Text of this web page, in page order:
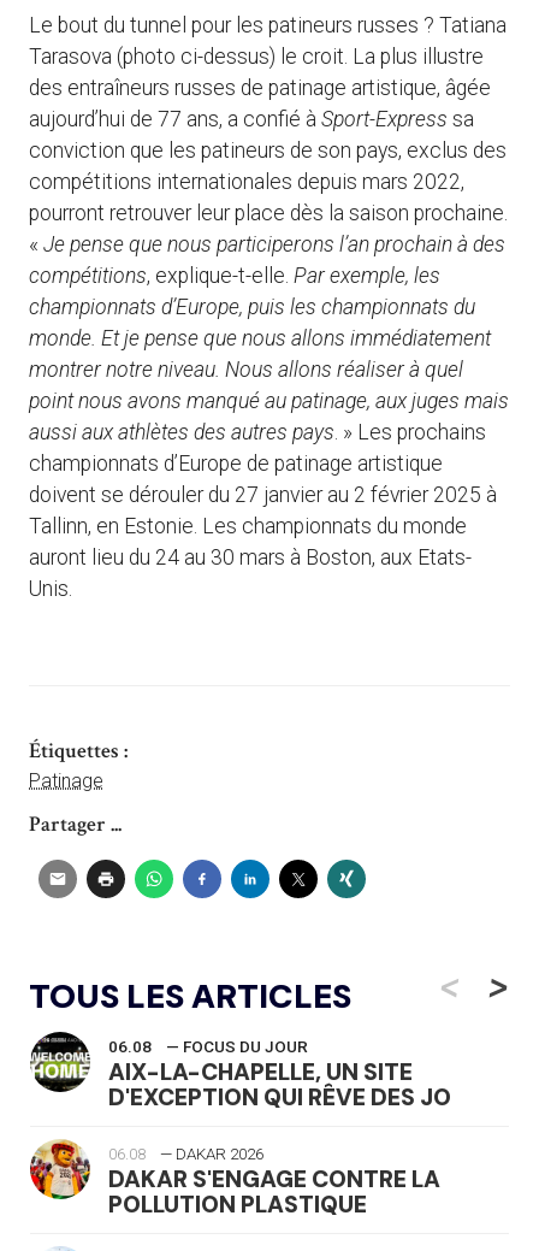
Le bout du tunnel pour les patineurs russes ? Tatiana
Tarasova (photo ci-dessus) le croit. La plus illustre
des entraîneurs russes de patinage artistique, âgée
aujourd’hui de 77 ans, a confié à Sport-Express sa
conviction que les patineurs de son pays, exclus des
compétitions internationales depuis mars 2022,
pourront retrouver leur place dès la saison prochaine.
« Je pense que nous participerons l’an prochain à des
compétitions, explique-t-elle. Par exemple, les
championnats d’Europe, puis les championnats du
monde. Et je pense que nous allons immédiatement
montrer notre niveau. Nous allons réaliser à quel
point nous avons manqué au patinage, aux juges mais
aussi aux athlètes des autres pays. » Les prochains
championnats d’Europe de patinage artistique
doivent se dérouler du 27 janvier au 2 février 2025 à
Tallinn, en Estonie. Les championnats du monde
auront lieu du 24 au 30 mars à Boston, aux Etats-
Unis.
Étiquettes :
Patinage
Partager ...
TOUS LES ARTICLES <
06.08 — FOCUS DU JOUR
AIX-LA-CHAPELLE, UN SITE
D'EXCEPTION QUI RÊVE DES JO
06.08 — DAKAR 2026
DAKAR S'ENGAGE CONTRE LA
POLLUTION PLASTIQUE
>